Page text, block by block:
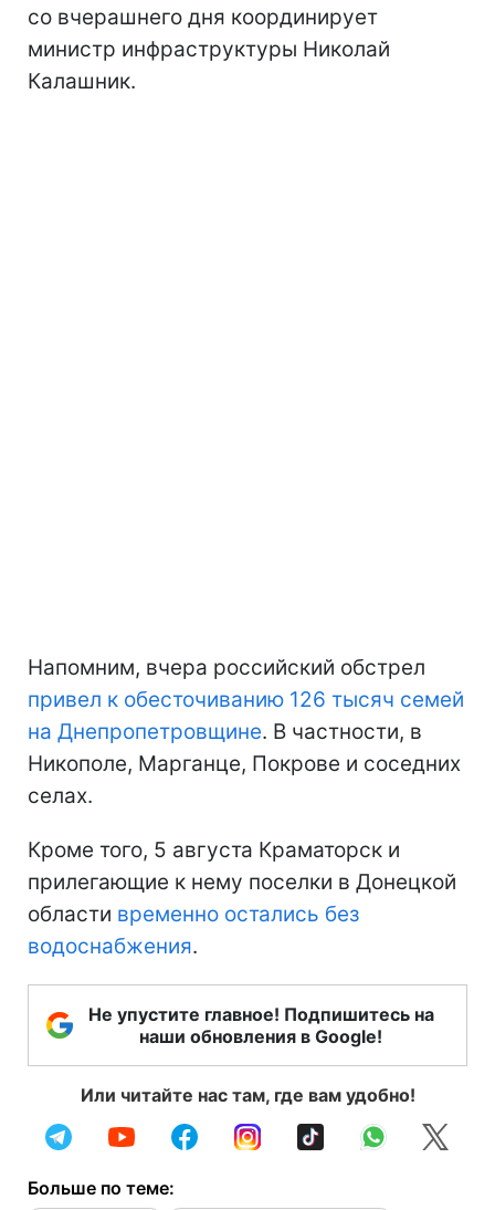
со вчерашнего дня координирует
министр инфраструктуры Николай
Калашник.
Напомним, вчера российский обстрел
привел к обесточиванию 126 тысяч семей
на Днепропетровщине. В частности, в
Никополе, Марганце, Покрове и соседних
селах.
Кроме того, 5 августа Краматорск и
прилегающие к нему поселки в Донецкой
области временно остались без
водоснабжения.
Не упустите главное! Подпишитесь на
наши обновления в Google!
Или читайте нас там, где вам удобно!
Больше по теме: